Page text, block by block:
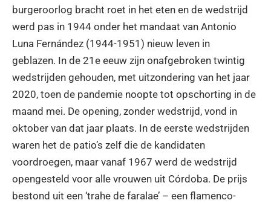
burgeroorlog bracht roet in het eten en de wedstrijd
werd pas in 1944 onder het mandaat van Antonio
Luna Fernández (1944-1951) nieuw leven in
geblazen. In de 21e eeuw zijn onafgebroken twintig
wedstrijden gehouden, met uitzondering van het jaar
2020, toen de pandemie noopte tot opschorting in de
maand mei. De opening, zonder wedstrijd, vond in
oktober van dat jaar plaats. In de eerste wedstrijden
waren het de patio’s zelf die de kandidaten
voordroegen, maar vanaf 1967 werd de wedstrijd
opengesteld voor alle vrouwen uit Córdoba. De prijs
bestond uit een ‘trahe de faralae’ – een flamenco-